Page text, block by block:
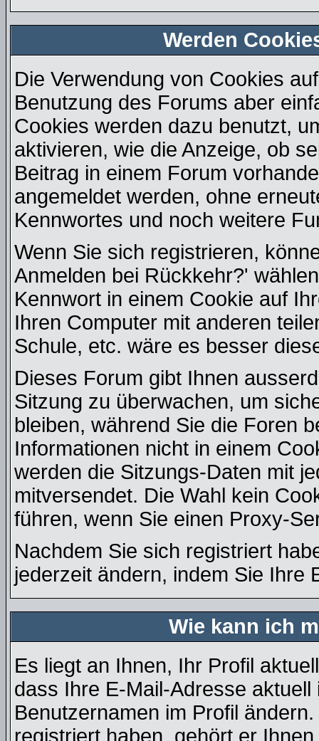
Werden
Die Verwendung von Cookies
Benutzung des Forums aber
Cookies werden dazu benutzt,
aktivieren, wie die Anzeige, ob
Beitrag in einem Forum
angemeldet werden, ohne
Kennwortes und noch weitere
Wenn Sie sich registrieren,
Anmelden bei Rückkehr?'
Kennwort in einem Cookie auf
Ihren Computer mit anderen
Schule, etc. wäre es besser
Dieses Forum gibt Ihnen
Sitzung zu überwachen, um
bleiben, während Sie die Foren
Informationen nicht in einem
werden die Sitzungs-Daten mit
mitversendet. Die Wahl kein
führen, wenn Sie einen Proxy-
Nachdem Sie sich registriert
jederzeit ändern, indem Sie Ihre
Wie kann ich
Es liegt an Ihnen, Ihr Profil
dass Ihre E-Mail-Adresse
Benutzernamen im Profil
registriert haben, gehört er